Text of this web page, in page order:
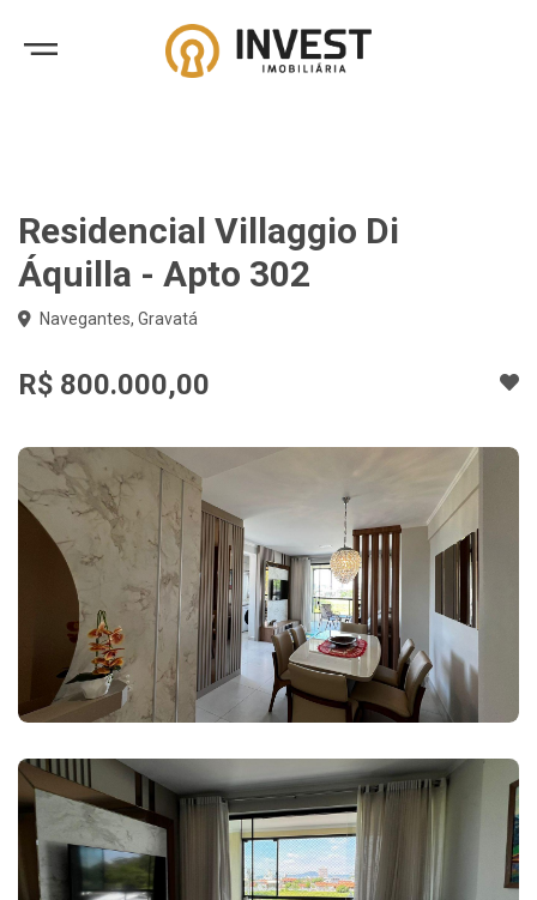
Residencial Villaggio Di
Áquilla - Apto 302
Navegantes, Gravatá
R$ 800.000,00